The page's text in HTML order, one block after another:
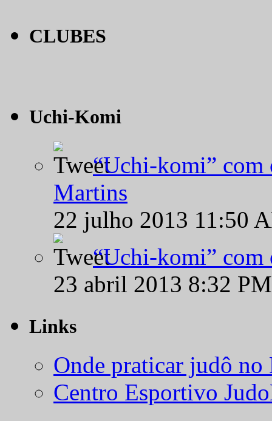
CLUBES
Uchi-Komi
“Uchi-komi” com
Martins
22 julho 2013 11:50
“Uchi-komi” com
23 abril 2013 8:32
Links
Onde praticar judô
Centro Esportivo